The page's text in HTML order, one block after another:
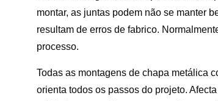
montar, as juntas podem não se manter
resultam de erros de fabrico.
processo.
Todas as montagens de chapa metálica
orienta todos os passos do projeto.